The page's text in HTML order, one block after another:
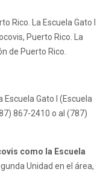
Rico. La Escuela Gato I
Puerto Rico. La
de Puerto Rico.
Gato I (Escuela
867-2410 o al (787)
como la Escuela
Unidad en el área,